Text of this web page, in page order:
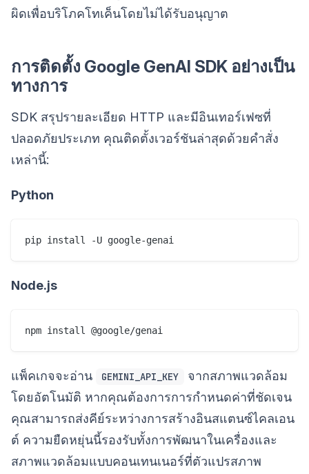
ผิดเพื่อบริโภคโทเค็นโดยไม่ได้รับอนุญาต
การติดตั้ง Google GenAI SDK อย่างเป็น
ทางการ
SDK สรุปรายละเอียด HTTP และมีอินเทอร์เฟซที่
ปลอดภัยประเภท คุณติดตั้งเวอร์ชันล่าสุดด้วยคำสั่ง
เหล่านี้:
Python
Node.js
แพ็คเกจจะอ่าน GEMINI_API_KEY
จากสภาพแวดล้อม
โดยอัตโนมัติ หากคุณต้องการการกำหนดค่าที่ชัดเจน
คุณสามารถส่งคีย์ระหว่างการสร้างอินสแตนซ์ไคลเอน
ต์ ความยืดหยุ่นนี้รองรับทั้งการพัฒนาในเครื่องและ
สภาพแวดล้อมแบบคอนเทนเนอร์ที่ตัวแปรสภาพ